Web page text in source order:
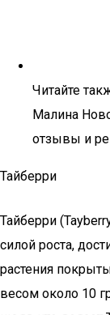
Читайте
Малина
отзывы и
Тайберри
Тайберри
силой роста,
растения
весом около 10